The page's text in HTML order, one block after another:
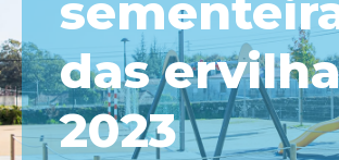
das
2023